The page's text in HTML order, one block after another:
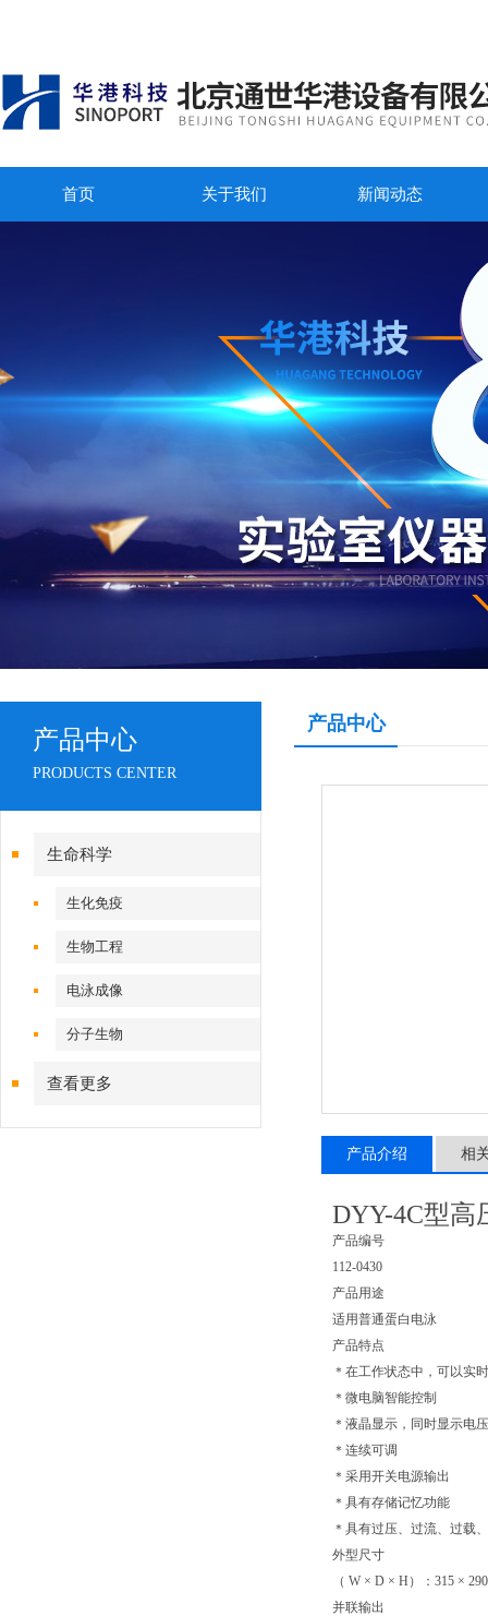
首页 关于我们 新闻动态
产品中心
PRODUCTS CENTER
生命科学
生化免疫
生物工程
电泳成像
分子生物
查看更多
产品中心
产品介绍 相
DYY-4C型
产品编号
112-0430
产品用途
适用普通蛋白电泳
产品特点
＊在工作状态中，可以实
＊微电脑智能控制
＊液晶显示，同时显示电
＊连续可调
＊采用开关电源输出
＊具有存储记忆功能
＊具有过压、过流、过载
外型尺寸
（ W × D × H）：315 ×
并联输出